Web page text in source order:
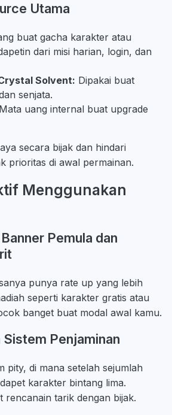
Utama
buat gacha karakter atau
dari misi harian, login, dan
Solvent: Dipakai buat
senjata.
Mata uang internal buat upgrade
secara bijak dan hindari
prioritas di awal permainan.
Menggunakan
Pemula dan
punya rate up yang lebih
seperti karakter gratis atau
banget buat modal awal kamu.
Penjaminan
pity, di mana setelah sejumlah
karakter bintang lima.
rencanain tarik dengan bijak.